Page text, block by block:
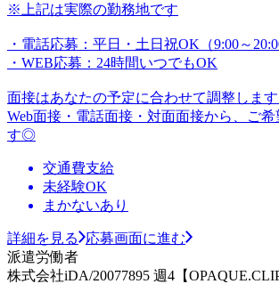
※上記は実際の勤務地です
・電話応募：平日・土日祝OK（9:00～
・WEB応募：24時間いつでもOK
面接はあなたの予定に合わせて調整します
Web面接・電話面接・対面面接から、ご希
す◎
交通費支給
未経験OK
まかないあり
詳細を見る
応募画面に進む
派遣労働者
株式会社iDA/20077895 週4【